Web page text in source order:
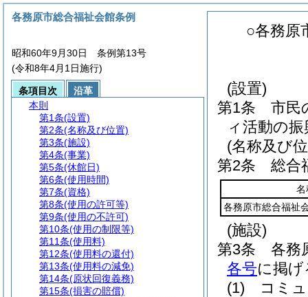
○各務原
(設置)
第1条
市民
ィ活動の
(名称及び
第2条
総合
名
各務原市総合福祉
(施設)
第3条
各務
各号に掲
(1)
コミ
各務原市総合福祉会館条例
昭和60年9月30日 条例第13号
(令和8年4月1日施行)
条項目次
沿革
本則
第1条(設置)
第2条(名称及び位置)
第3条(施設)
第4条(事業)
第5条(休館日)
第6条(使用時間)
第7条(資格)
第8条(使用の許可等)
第9条(使用の不許可)
第10条(使用の制限等)
第11条(使用料)
第12条(使用料の還付)
第13条(使用料の減免)
第14条(原状回復義務)
第15条(損害の賠償)